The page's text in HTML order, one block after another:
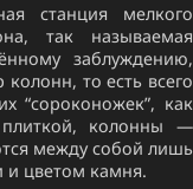
станция мелкого
так называемая
заблуждению,
колонн, то есть всего
“сороконожек”, как
плиткой, колонны —
между собой лишь
и цветом камня.